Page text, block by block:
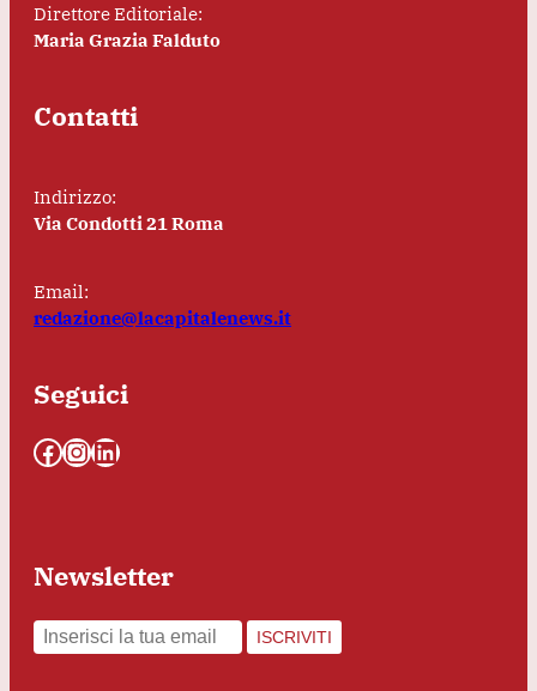
Direttore Editoriale:
Maria Grazia Falduto
Contatti
Indirizzo:
Via Condotti 21 Roma
Email:
redazione@lacapitalenews.it
Seguici
Facebook InstagramLinkedIn
Newsletter
ISCRIVITI